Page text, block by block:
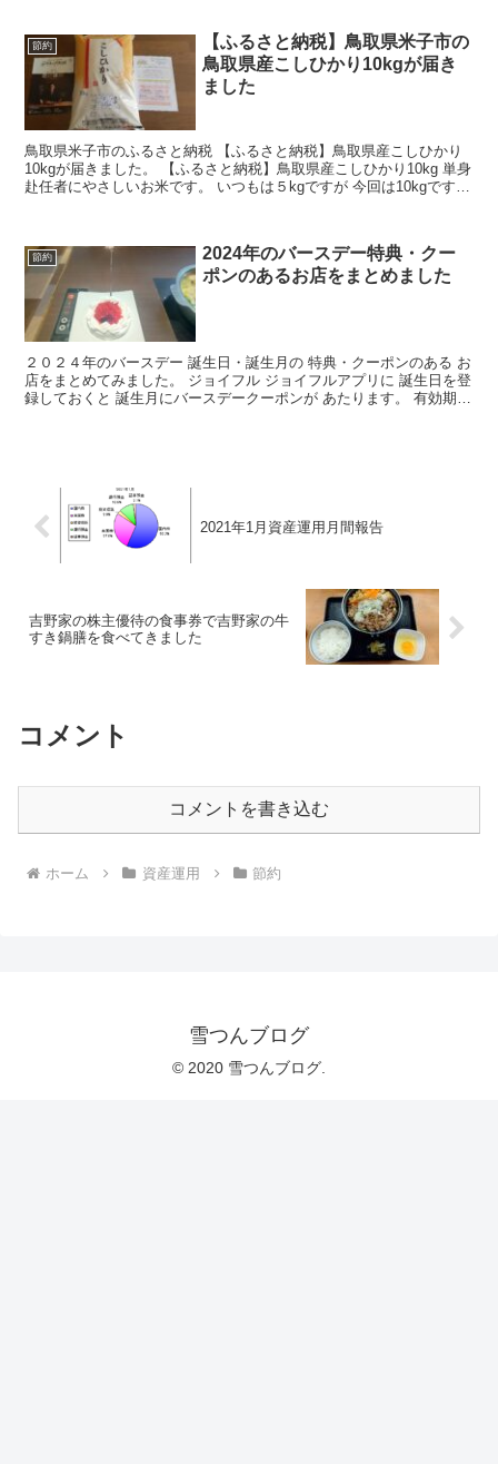
節約
【ふるさと納税】鳥取県米子市の
鳥取県産こしひかり10kgが届き
ました
鳥取県米子市のふるさと納税 【ふるさと納税】鳥取県産こしひかり
10kgが届きました。 【ふるさと納税】鳥取県産こしひかり10kg 単身
赴任者にやさしいお米です。 いつもは５kgですが 今回は10kgです。
節約
2024年のバースデー特典・クー
ポンのあるお店をまとめました
２０２４年のバースデー 誕生日・誕生月の 特典・クーポンのある お
店をまとめてみました。 ジョイフル ジョイフルアプリに 誕生日を登
録しておくと 誕生月にバースデークーポンが あたります。 有効期間
2021年1月資産運用月間報告
吉野家の株主優待の食事券で吉野家の牛
すき鍋膳を食べてきました
コメント
コメントを書き込む
ホーム 資産運用 節約
雪つんブログ
© 2020 雪つんブログ.